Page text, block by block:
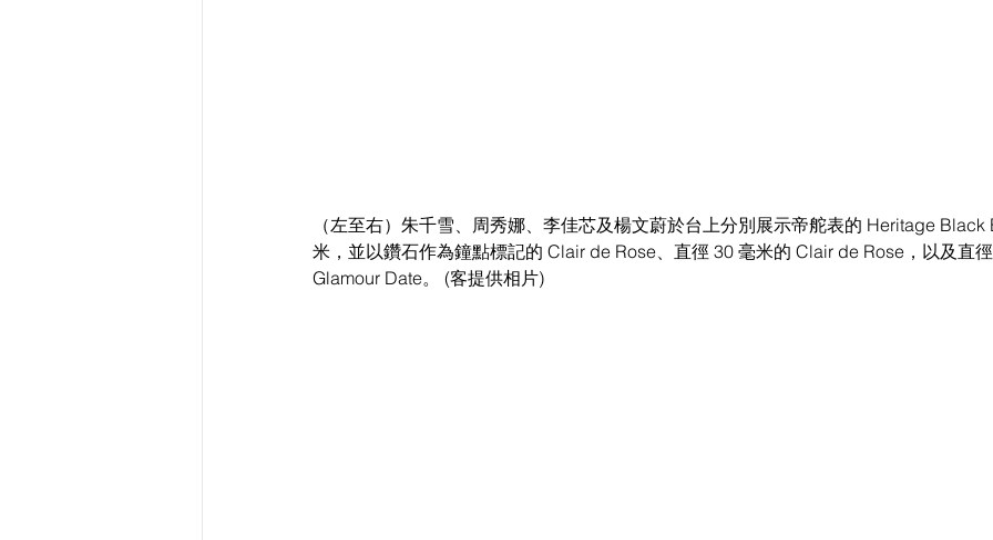
（左至右）朱千雪、周秀娜、李佳芯及楊文蔚於台上分別展示帝舵表的 Heritage Black
米，並以鑽石作為鐘點標記的 Clair de Rose、直徑 30 毫米的 Clair de Rose，以及直
Glamour Date。 (客提供相片)